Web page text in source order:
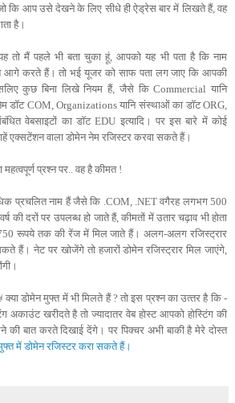
कि आप उसे देखने के लिए सीधे ही ऐड्रेस बार में लिखते हैं, वह
है।
तो मैं पहले भी बता चुका हूं, आपको यह भी पता है कि नाम
आगे करते हैं। तो भई यूजर को साफ पता लग जाए कि आपकी
कुछ बिना लिखे नियम हैं, जैसे कि Commercial यानि
डॉट COM, Organizations यानि संस्‍थाओं का डॉट ORG,
वेबसाइटों का डॉट EDU इत्‍यादि। पर इस बारे में कोई
एक्‍सटेंशन वाला डोमेन नेम रजिस्‍टर करवा सकते हैं।
प्रश्‍न पर.. वह है कीमत !
प्रचलित नाम हैं जैसे कि .COM, .NET वगैरह लगभग 500
की दरों पर उपलब्‍ध हो जाते हैं, कीमतों में उतार चढ़ाव भी होता
रूपये तक की रेंज में मिल जाते हैं। अलग-अलग रजिस्‍ट्रार
हैं। नेट पर खोजेंगे तो हजारों डोमेन रजिस्‍ट्रार मिल जाएंगे,
डोमेन मुफ्त में भी मिलते हैं ? तो इस प्रश्न का उत्‍तर है कि -
खरीदते है तो ज्यादातर वेब होस्ट आपको होस्टिंग की
बात करते दिखाई देंगे। पर पिक्चर अभी बाकी है मेरे दोस्‍त
में डोमेन रजिस्‍टर करा सकते हैं।